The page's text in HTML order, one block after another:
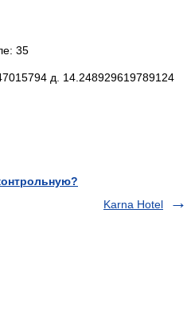
35
д. 14.248929619789124
Karna Hotel